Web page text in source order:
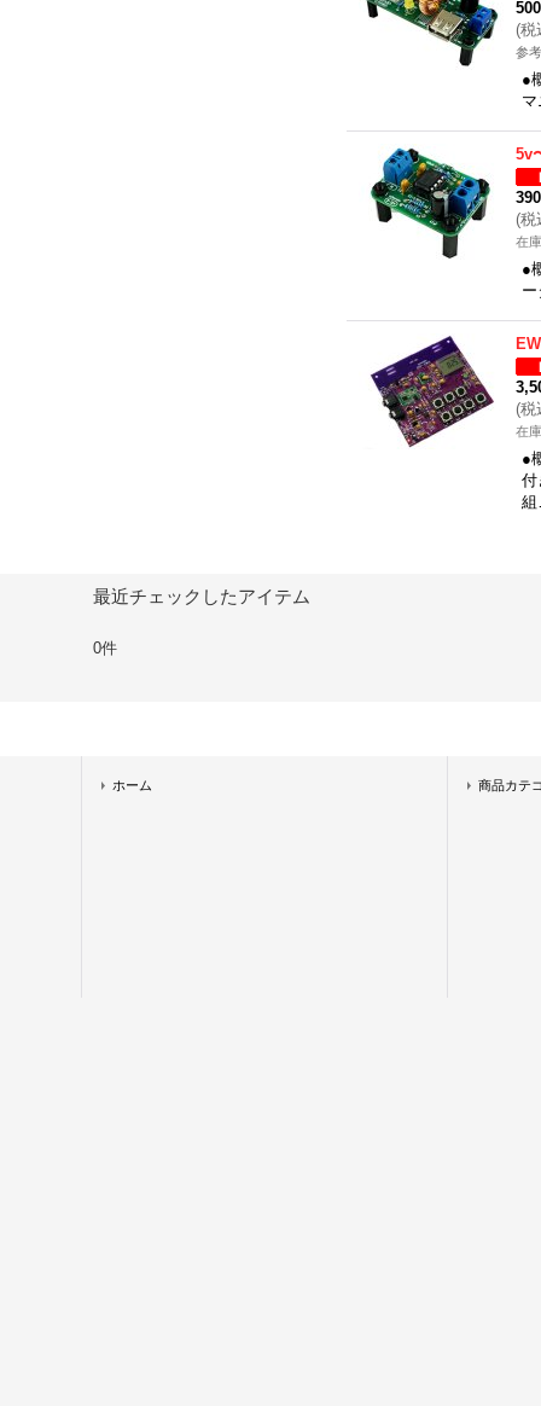
(税
参
●
5v
(税
在
●
(税
在
●
付
最近チェックしたアイテム
0件
ホーム 商品カテ